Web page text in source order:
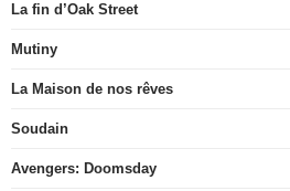
La fin d’Oak Street
Mutiny
La Maison de nos rêves
Soudain
Avengers: Doomsday